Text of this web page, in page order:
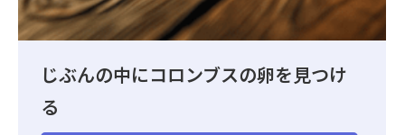
じぶんの中にコロンブスの卵を見つけ
る